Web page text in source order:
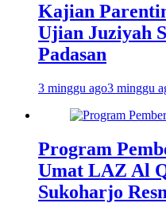
Kajian
Ujian Juziyah
Padasan
3 minggu ago3 minggu
Program
Umat LAZ Al
Sukoharjo